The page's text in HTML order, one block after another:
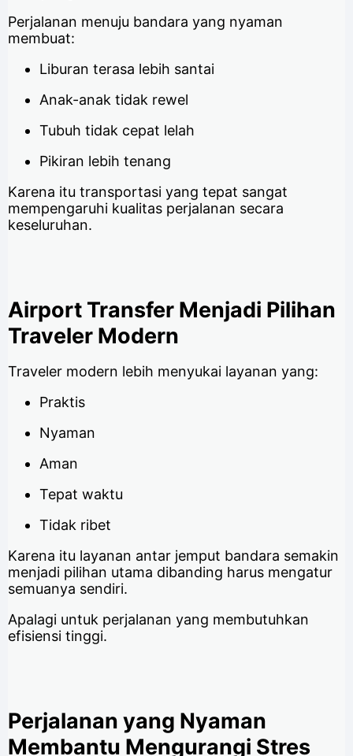
Perjalanan menuju bandara yang nyaman
membuat:
Liburan terasa lebih santai
Anak-anak tidak rewel
Tubuh tidak cepat lelah
Pikiran lebih tenang
Karena itu transportasi yang tepat sangat
mempengaruhi kualitas perjalanan secara
keseluruhan.
Airport Transfer Menjadi Pilihan
Traveler Modern
Traveler modern lebih menyukai layanan yang:
Praktis
Nyaman
Aman
Tepat waktu
Tidak ribet
Karena itu layanan antar jemput bandara semakin
menjadi pilihan utama dibanding harus mengatur
semuanya sendiri.
Apalagi untuk perjalanan yang membutuhkan
efisiensi tinggi.
Perjalanan yang Nyaman
Membantu Mengurangi Stres